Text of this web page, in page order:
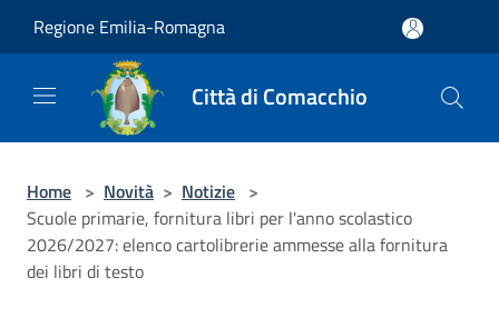
Regione Emilia-Romagna
Città di Comacchio
Home > Novità > Notizie >
Scuole primarie, fornitura libri per l'anno scolastico
2026/2027: elenco cartolibrerie ammesse alla fornitura
dei libri di testo